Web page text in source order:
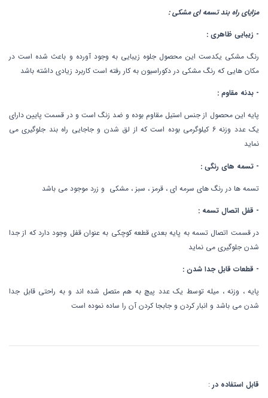
مزایای راه بند تسمه ای مشکی :
- زیبایی ظاهری :
رنگ مشکی یکدست این محصول جلوه زیبایی به وجود آورده و باعث شده است در
مکان هایی که رنگ مشکی در دکوراسیون به کار رفته است کاربرد زیادی داشته باشد
- بدنه مقاوم :
پایه این محصول از جنس استیل مقاوم بوده و ضد زنگ است و در قسمت پایین دارای
یک عدد وزنه 6 کیلوگرمی بوده است که از لق شدن و جاجایی راه بند جلوگیری می
نماید
- تسمه های رنگی :
تسمه ها در رنگ های سرمه ای ، قرمز ، سبز ، مشکی و زرد موجود می باشد
- قفل اتصال تسمه :
در قسمت اتصال تسمه به پایه بعدی قطعه کوچکی به عنوان قفل وجود دارد که از جدا
شدن جلوگیری می نماید
- قطعات قابل جدا شدن :
پایه ، وزنه ، میله توسط یک عدد پیچ به هم متصل شده اند و به راحتی قابل جدا
شدن می باشد و انبار کردن و جابجا کردن آن را ساده نموده است
قابل استفاده در :